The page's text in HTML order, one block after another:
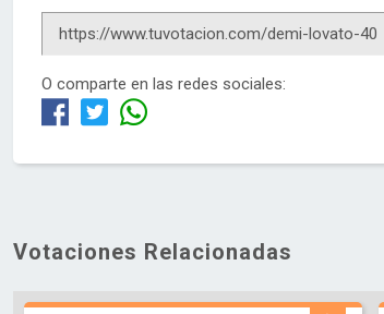
O comparte en las redes sociales:
Votaciones Relacionadas